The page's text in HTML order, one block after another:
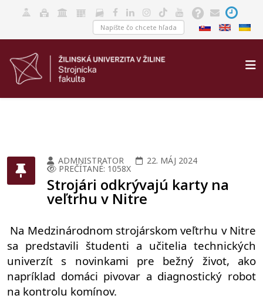
ADMNISTRATOR 22. MÁJ 2024
PREČÍTANÉ: 1058X
Strojári odkrývajú karty na
veľtrhu v Nitre
sa predstavili študenti a učitelia technických
univerzít s novinkami pre bežný život, ako
napríklad domáci pivovar a diagnostický robot
na kontrolu komínov.